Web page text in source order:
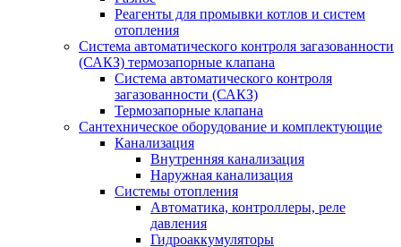
Реагенты для промывки котлов и систем
отопления
Система автоматического контроля загазованности
(САКЗ) термозапорные клапана
Система автоматического контроля
загазованности (САКЗ)
Термозапорные клапана
Сантехническое оборудование и комплектующие
Канализация
Внутренняя канализация
Наружная канализация
Системы отопления
Автоматика, контроллеры, реле
давления
Гидроаккумуляторы